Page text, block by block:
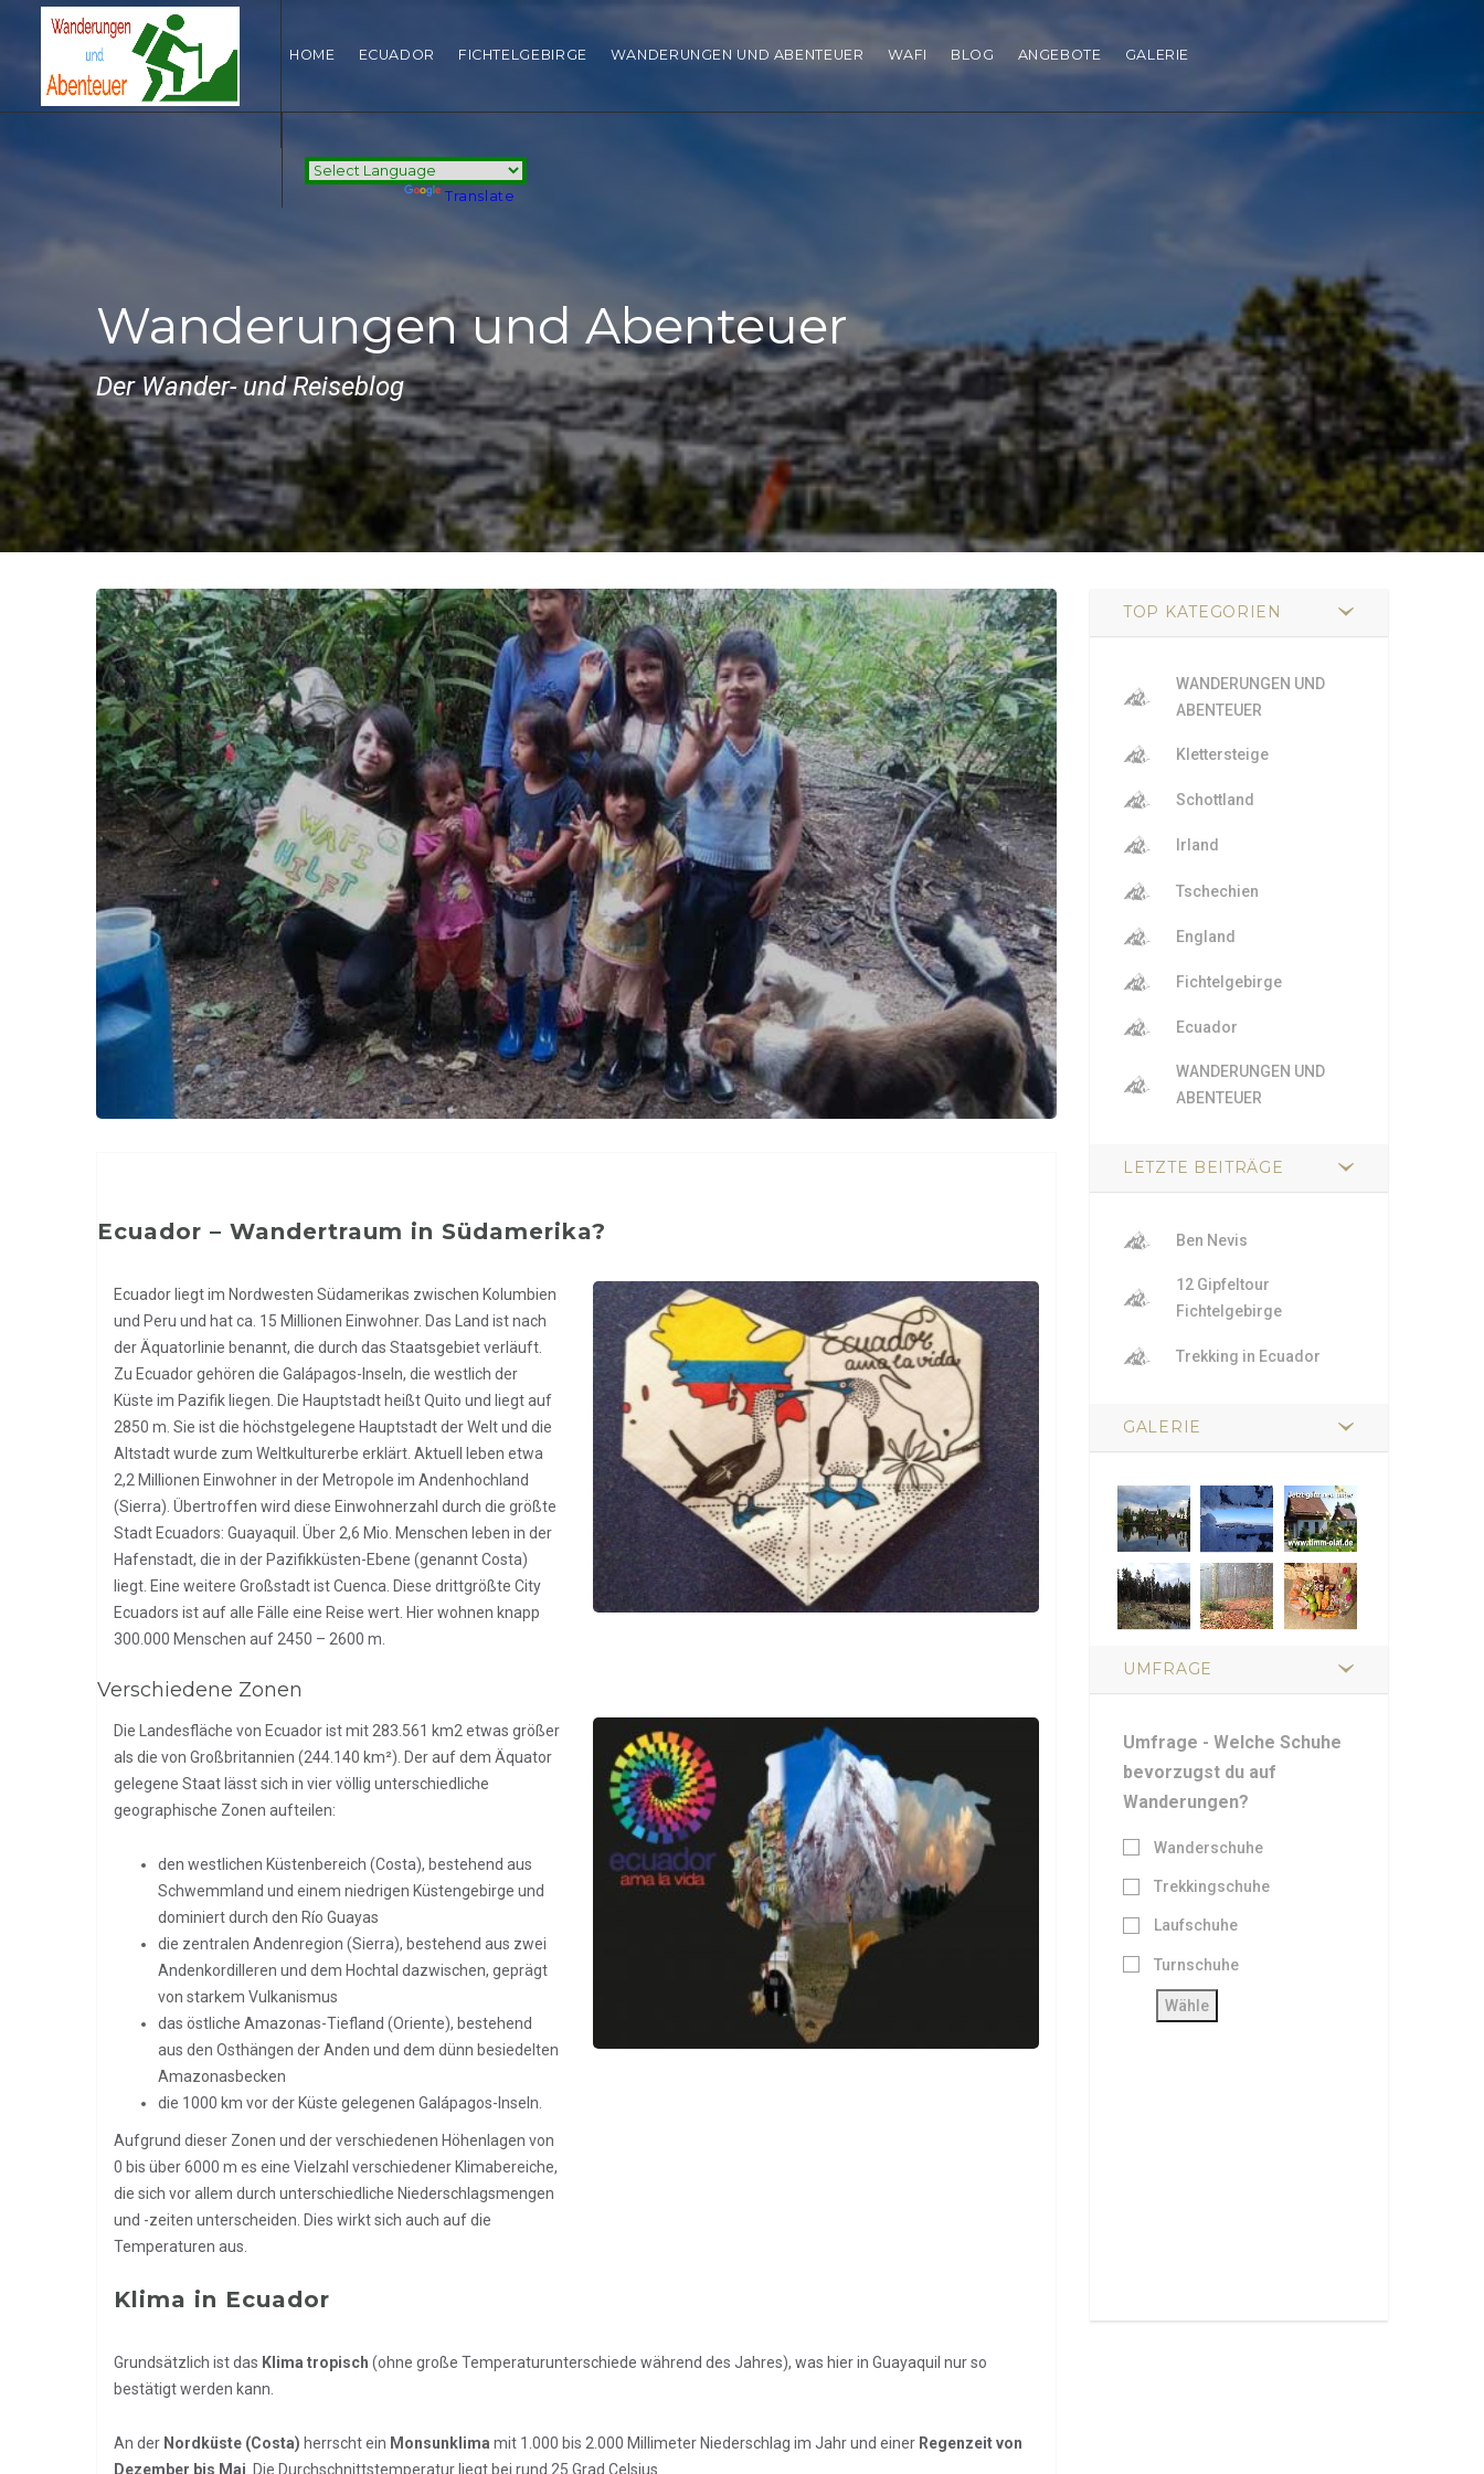
HOME ECUADOR FICHTELGEBIRGE WANDERUNGEN UND ABENTEUER WAFI BLOG ANGEBOTE GALERIE
Translate
Wanderungen und Abenteuer
Der Wander- und Reiseblog
Ecuador – Wandertraum in Südamerika?
Ecuador liegt im Nordwesten Südamerikas zwischen Kolumbien
und Peru und hat ca. 15 Millionen Einwohner. Das Land ist nach
der Äquatorlinie benannt, die durch das Staatsgebiet verläuft.
Zu Ecuador gehören die Galápagos-Inseln, die westlich der
Küste im Pazifik liegen. Die Hauptstadt heißt Quito und liegt auf
2850 m. Sie ist die höchstgelegene Hauptstadt der Welt und die
Altstadt wurde zum Weltkulturerbe erklärt. Aktuell leben etwa
2,2 Millionen Einwohner in der Metropole im Andenhochland
(Sierra). Übertroffen wird diese Einwohnerzahl durch die größte
Stadt Ecuadors: Guayaquil. Über 2,6 Mio. Menschen leben in der
Hafenstadt, die in der Pazifikküsten-Ebene (genannt Costa)
liegt. Eine weitere Großstadt ist Cuenca. Diese drittgrößte City
Ecuadors ist auf alle Fälle eine Reise wert. Hier wohnen knapp
300.000 Menschen auf 2450 – 2600 m.
Verschiedene Zonen
Die Landesfläche von Ecuador ist mit 283.561 km2 etwas größer
als die von Großbritannien (244.140 km²). Der auf dem Äquator
gelegene Staat lässt sich in vier völlig unterschiedliche
geographische Zonen aufteilen:
den westlichen Küstenbereich (Costa), bestehend aus
Schwemmland und einem niedrigen Küstengebirge und
dominiert durch den Río Guayas
die zentralen Andenregion (Sierra), bestehend aus zwei
Andenkordilleren und dem Hochtal dazwischen, geprägt
von starkem Vulkanismus
das östliche Amazonas-Tiefland (Oriente), bestehend
aus den Osthängen der Anden und dem dünn besiedelten
Amazonasbecken
die 1000 km vor der Küste gelegenen Galápagos-Inseln.
Aufgrund dieser Zonen und der verschiedenen Höhenlagen von
0 bis über 6000 m es eine Vielzahl verschiedener Klimabereiche,
die sich vor allem durch unterschiedliche Niederschlagsmengen
und -zeiten unterscheiden. Dies wirkt sich auch auf die
Temperaturen aus.
Klima in Ecuador
Grundsätzlich ist das Klima tropisch (ohne große Temperaturunterschiede während des Jahres), was hier in Guayaquil nur so
bestätigt werden kann.
An der Nordküste (Costa) herrscht ein Monsunklima mit 1.000 bis 2.000 Millimeter Niederschlag im Jahr und einer Regenzeit von
Dezember bis Mai . Die Durchschnittstemperatur liegt bei rund 25 Grad Celsius.
TOP KATEGORIEN
WANDERUNGEN UND
ABENTEUER
Klettersteige
Schottland
Irland
Tschechien
England
Fichtelgebirge
Ecuador
WANDERUNGEN UND
ABENTEUER
LETZTE BEITRÄGE
Ben Nevis
12 Gipfeltour
Fichtelgebirge
Trekking in Ecuador
GALERIE
UMFRAGE
Umfrage - Welche Schuhe
bevorzugst du auf
Wanderungen?
Wanderschuhe
Trekkingschuhe
Laufschuhe
Turnschuhe